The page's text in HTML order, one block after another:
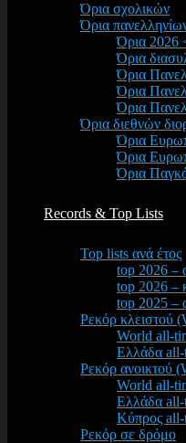
Όρια σχολικών
Όρια
Όρια 2026
Όρια
Όρια
Όρια
Όρια
Όρια διεθνών
Όρια
Όρια
Όρια
Records & Top Lists
Top lists ανά έτος
top 2026 –
top 2026 –
top 2025 –
Ρεκόρ κλειστού
World all-
Ελλάδα
Ρεκόρ ανοικτού
World all-
Ελλάδα
Κύπρος
Ρεκόρ σε δρόμο